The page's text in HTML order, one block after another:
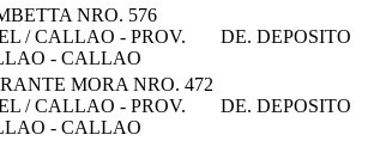
NRO. 576
/ CALLAO - PROV.
- CALLAO
DE. DEPOSITO
MORA NRO. 472
/ CALLAO - PROV.
- CALLAO
DE. DEPOSITO